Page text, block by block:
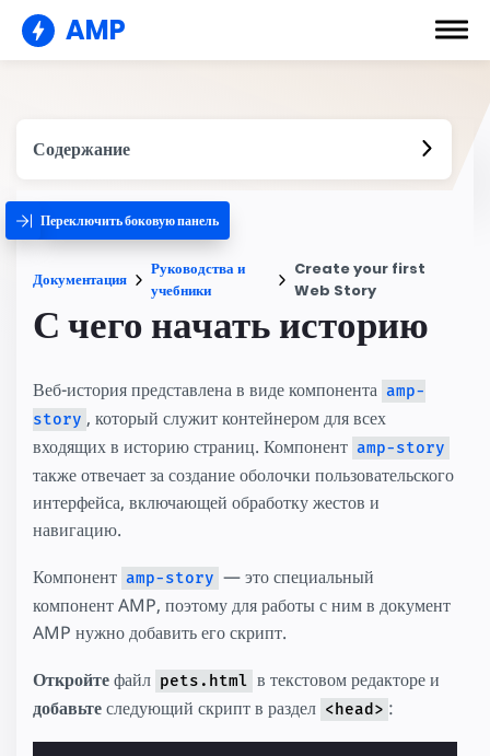
AMP
Содержание
Переключить боковую панель
Документация
Руководства и
учебники
Create your first
Web Story
С чего начать историю
Веб-история представлена в виде компонента amp-
story , который служит контейнером для всех
входящих в историю страниц. Компонент amp-story
также отвечает за создание оболочки пользовательского
интерфейса, включающей обработку жестов и
навигацию.
Компонент amp-story — это специальный
компонент AMP, поэтому для работы с ним в документ
AMP нужно добавить его скрипт.
Откройтефайл pets.html в текстовом редакторе и
добавьтеследующий скрипт в раздел <head> :